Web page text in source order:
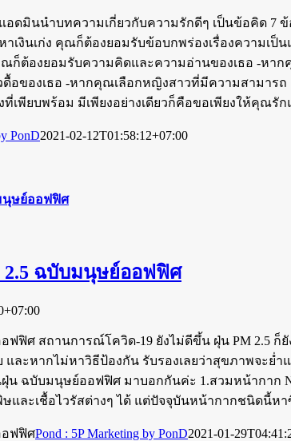
อดมินนำบทความเกี่ยวกับความรักดีๆ เป็นข้อคิด
เงินเก่ง คุณก็ต้องยอมรับข้อบกพร่องเรื่องความเ
ต้องยอมรับความคิดและความอ่านของเธอ -หา
ของเธอ -หากคุณเลือกหญิงสาวที่มีความสามาร
เพียบพร้อม มีเพียงอย่างเดียวก็คือขอเพียงให้คุณ
PonD2021-02-12T01:58:12+07:00
นุษย์ออฟฟิศ
2.5 ฉบับมนุษย์ออฟฟิศ
ฟฟิศ สถานการณ์โควิด-19 ยังไม่ดีขึ้น ฝุ่น PM 2.5
ะหากไม่หาวิธีป้องกัน รับรองเลยว่าสุขภาพจะย่
ฝุ่น ฉบับมนุษย์ออฟฟิศ มาบอกกันค่ะ 1.สวมหน้ากา
ละเชื้อไวรัสต่างๆ ได้ แต่ปัจจุบันหน้ากากชนิดนี้ห
อฟฟิศPond : 5P Marketing by PonD2021-01-